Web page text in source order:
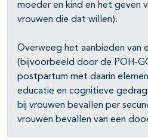
moeder en kind en het geven
vrouwen die dat willen).
Overweeg het aanbieden van
(bijvoorbeeld door de POH-
postpartum met daarin
educatie en cognitieve
bij vrouwen bevallen per
vrouwen bevallen van een